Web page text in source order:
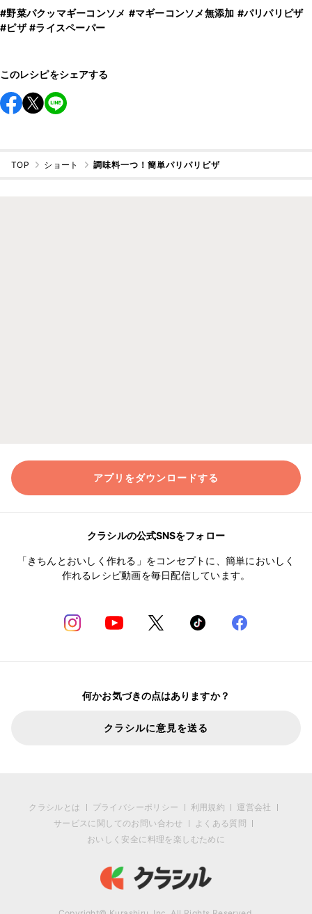
#野菜パクッマギーコンソメ #マギーコンソメ無添加 #パリパリピザ
#ピザ #ライスペーパー
このレシピをシェアする
TOP ショート 調味料一つ！簡単パリパリピザ
アプリをダウンロードする
クラシルの公式SNSをフォロー
「きちんとおいしく作れる」をコンセプトに、簡単においしく
作れるレシピ動画を毎日配信しています。
何かお気づきの点はありますか？
クラシルに意見を送る
クラシルとは プライバシーポリシー 利用規約
運営会社
サービスに関してのお問い合わせ
よくある質問
おいしく安全に料理を楽しむために